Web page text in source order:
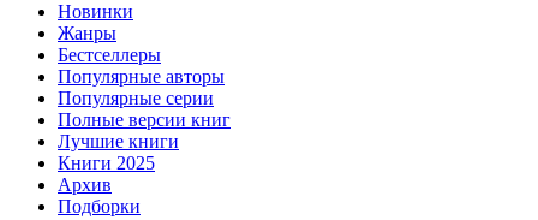
Новинки
Жанры
Бестселлеры
Популярные авторы
Популярные серии
Полные версии книг
Лучшие книги
Книги 2025
Архив
Подборки